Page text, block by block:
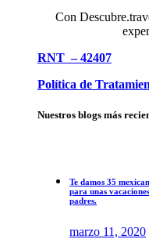
Con
RNT – 42407
Política de
Nuestros blogs más
Te damos 35
para unas
padres.
marzo 11, 2020